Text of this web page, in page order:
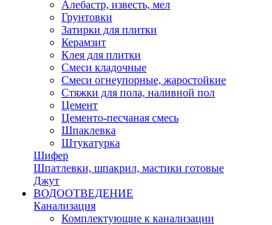
Алебастр, известь, мел
Грунтовки
Затирки для плитки
Керамзит
Клея для плитки
Смеси кладочные
Смеси огнеупорные, жаростойкие
Стяжки для пола, наливной пол
Цемент
Цементо-песчаная смесь
Шпаклевка
Штукатурка
Шифер
Шпатлевки, шпакрил, мастики готовые
Джут
ВОДООТВЕДЕНИЕ
Канализация
Комплектующие к канализации